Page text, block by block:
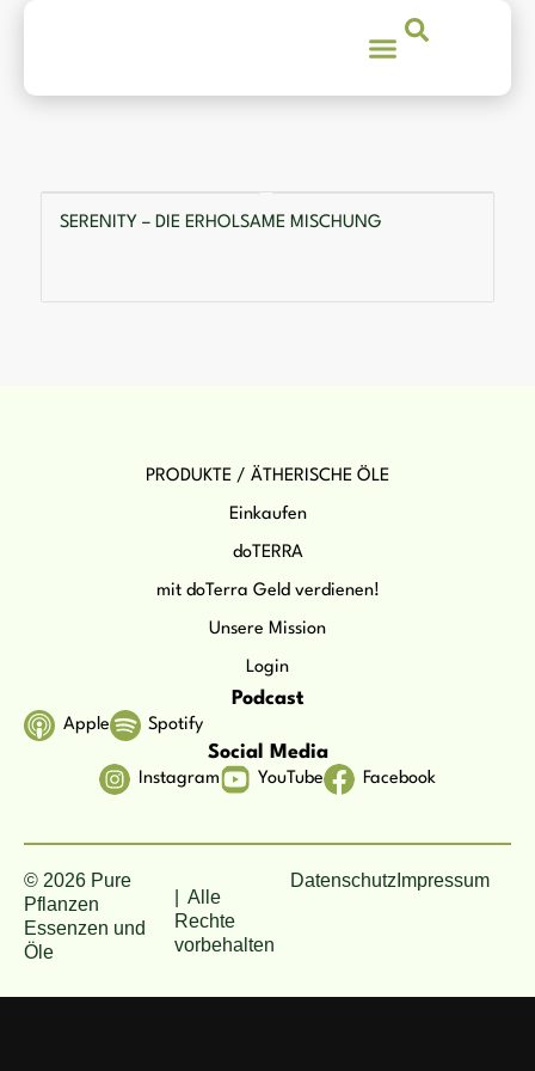
SERENITY – DIE ERHOLSAME MISCHUNG
PRODUKTE / ÄTHERISCHE ÖLE
Einkaufen
doTERRA
mit doTerra Geld verdienen!
Unsere Mission
Login
Podcast
Apple Spotify
Social Media
Instagram YouTube Facebook
© 2026 Pure
Pflanzen
Essenzen und
Öle
| Alle
Rechte
vorbehalten
Datenschutz Impressum